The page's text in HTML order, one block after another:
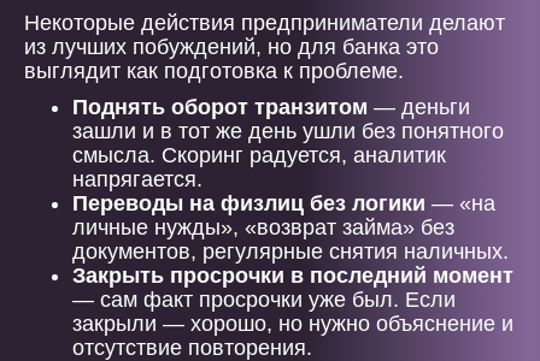
Некоторые действия предприниматели делают
из лучших побуждений, но для банка это
выглядит как подготовка к проблеме.
Поднять оборот транзитом — деньги
зашли и в тот же день ушли без понятного
смысла. Скоринг радуется, аналитик
напрягается.
Переводы на физлиц без логики — «на
личные нужды», «возврат займа» без
документов, регулярные снятия наличных.
Закрыть просрочки в последний момент
— сам факт просрочки уже был. Если
закрыли — хорошо, но нужно объяснение и
отсутствие повторения.